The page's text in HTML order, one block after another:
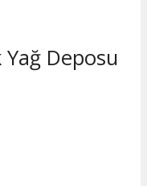
Deposu